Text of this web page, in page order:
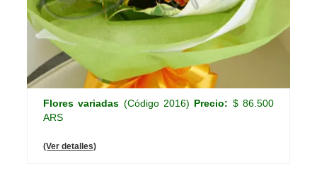
Flores variadas (Código 2016) Precio: $ 86.500
ARS
(Ver detalles)